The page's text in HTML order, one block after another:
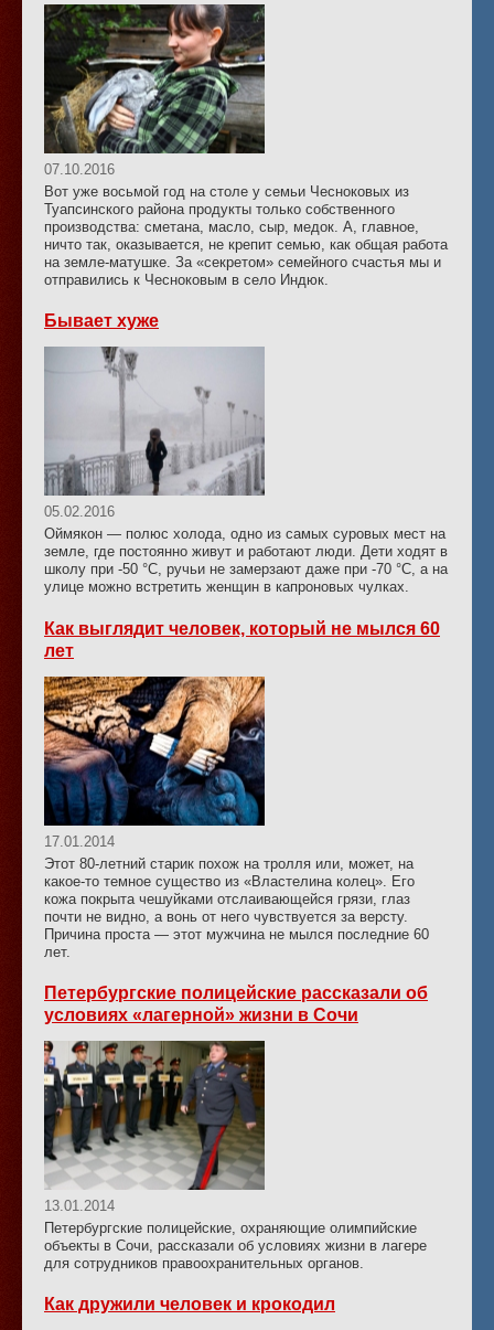
07.10.2016
Вот уже восьмой год на столе у семьи Чесноковых из
Туапсинского района продукты только собственного
производства: сметана, масло, сыр, медок. А, главное,
ничто так, оказывается, не крепит семью, как общая работа
на земле-матушке. За «секретом» семейного счастья мы и
отправились к Чесноковым в село Индюк.
Бывает хуже
05.02.2016
Оймякон — полюс холода, одно из самых суровых мест на
земле, где постоянно живут и работают люди. Дети ходят в
школу при -50 °C, ручьи не замерзают даже при -70 °C, а на
улице можно встретить женщин в капроновых чулках.
Как выглядит человек, который не мылся 60
лет
17.01.2014
Этот 80-летний старик похож на тролля или, может, на
какое-то темное существо из «Властелина колец». Его
кожа покрыта чешуйками отслаивающейся грязи, глаз
почти не видно, а вонь от него чувствуется за версту.
Причина проста — этот мужчина не мылся последние 60
лет.
Петербургские полицейские рассказали об
условиях «лагерной» жизни в Сочи
13.01.2014
Петербургские полицейские, охраняющие олимпийские
объекты в Сочи, рассказали об условиях жизни в лагере
для сотрудников правоохранительных органов.
Как дружили человек и крокодил